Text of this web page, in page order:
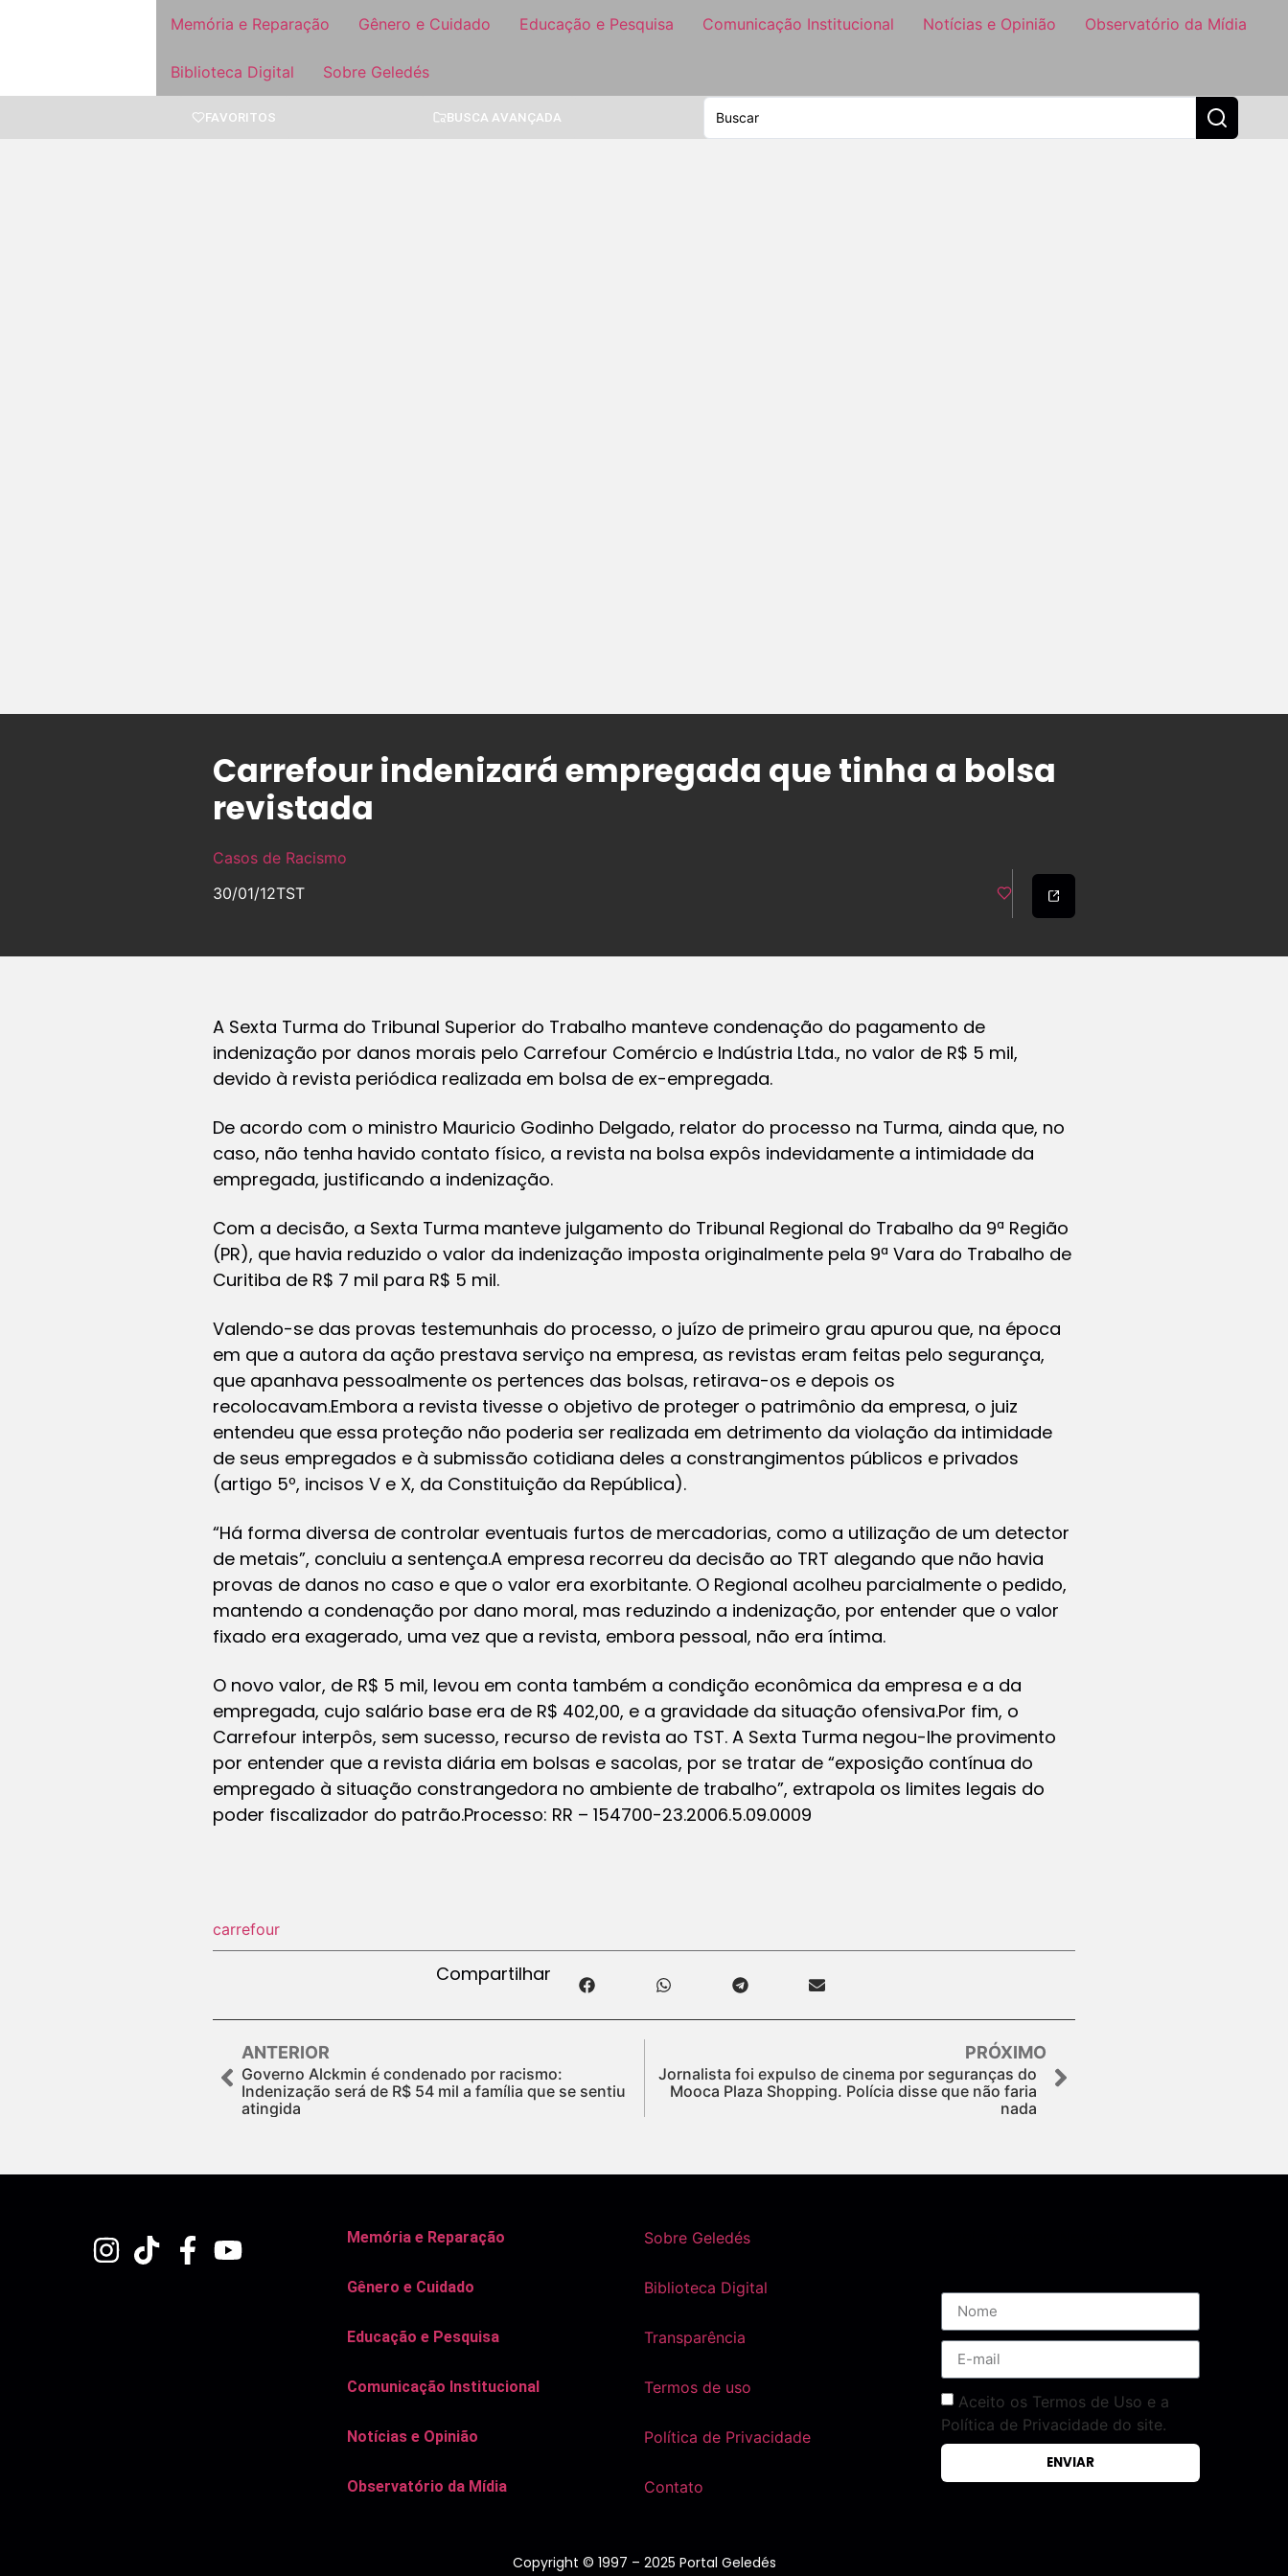
Memória e Reparação Gênero e Cuidado Educação e Pesquisa Comunicação Institucional Notícias e Opinião Observatório da Mídia
Biblioteca Digital Sobre Geledés
FAVORITOS BUSCA AVANÇADA
Carrefour indenizará empregada que tinha a bolsa
revistada
Casos de Racismo
30/01/12TST
A Sexta Turma do Tribunal Superior do Trabalho manteve condenação do pagamento de
indenização por danos morais pelo Carrefour Comércio e Indústria Ltda., no valor de R$ 5 mil,
devido à revista periódica realizada em bolsa de ex-empregada.
De acordo com o ministro Mauricio Godinho Delgado, relator do processo na Turma, ainda que, no
caso, não tenha havido contato físico, a revista na bolsa expôs indevidamente a intimidade da
empregada, justificando a indenização.
Com a decisão, a Sexta Turma manteve julgamento do Tribunal Regional do Trabalho da 9ª Região
(PR), que havia reduzido o valor da indenização imposta originalmente pela 9ª Vara do Trabalho de
Curitiba de R$ 7 mil para R$ 5 mil.
Valendo-se das provas testemunhais do processo, o juízo de primeiro grau apurou que, na época
em que a autora da ação prestava serviço na empresa, as revistas eram feitas pelo segurança,
que apanhava pessoalmente os pertences das bolsas, retirava-os e depois os
recolocavam.Embora a revista tivesse o objetivo de proteger o patrimônio da empresa, o juiz
entendeu que essa proteção não poderia ser realizada em detrimento da violação da intimidade
de seus empregados e à submissão cotidiana deles a constrangimentos públicos e privados
(artigo 5º, incisos V e X, da Constituição da República).
“Há forma diversa de controlar eventuais furtos de mercadorias, como a utilização de um detector
de metais”, concluiu a sentença.A empresa recorreu da decisão ao TRT alegando que não havia
provas de danos no caso e que o valor era exorbitante. O Regional acolheu parcialmente o pedido,
mantendo a condenação por dano moral, mas reduzindo a indenização, por entender que o valor
fixado era exagerado, uma vez que a revista, embora pessoal, não era íntima.
O novo valor, de R$ 5 mil, levou em conta também a condição econômica da empresa e a da
empregada, cujo salário base era de R$ 402,00, e a gravidade da situação ofensiva.Por fim, o
Carrefour interpôs, sem sucesso, recurso de revista ao TST. A Sexta Turma negou-lhe provimento
por entender que a revista diária em bolsas e sacolas, por se tratar de “exposição contínua do
empregado à situação constrangedora no ambiente de trabalho”, extrapola os limites legais do
poder fiscalizador do patrão.Processo: RR – 154700-23.2006.5.09.0009
carrefour
Compartilhar
ANTERIOR
Governo Alckmin é condenado por racismo:
Indenização será de R$ 54 mil a família que se sentiu
atingida
PRÓXIMO
Jornalista foi expulso de cinema por seguranças do
Mooca Plaza Shopping. Polícia disse que não faria
nada
Memória e Reparação
Gênero e Cuidado
Educação e Pesquisa
Comunicação Institucional
Notícias e Opinião
Observatório da Mídia
Sobre Geledés
Biblioteca Digital
Transparência
Termos de uso
Política de Privacidade
Contato
Aceito os Termos de Uso e a
Política de Privacidade do site.
ENVIAR
Copyright © 1997 – 2025 Portal Geledés